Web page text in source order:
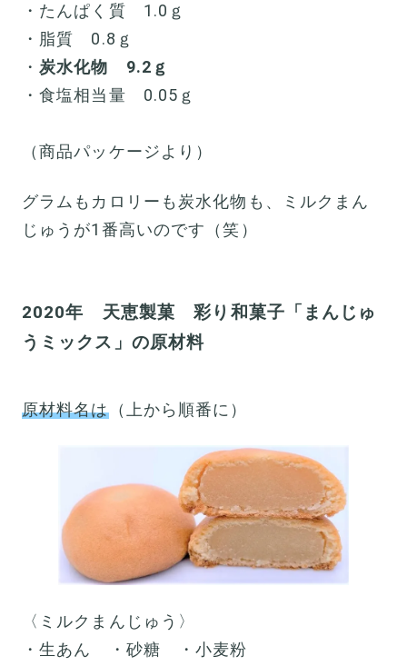
・たんぱく質 1.0ｇ
・脂質 0.8ｇ
・炭水化物 9.2ｇ
・食塩相当量 0.05ｇ
（商品パッケージより）
グラムもカロリーも炭水化物も、ミルクまん
じゅうが1番高いのです（笑）
2020年 天恵製菓 彩り和菓子「まんじゅ
うミックス」の原材料
原材料名は（上から順番に）
〈ミルクまんじゅう〉
・生あん ・砂糖 ・小麦粉